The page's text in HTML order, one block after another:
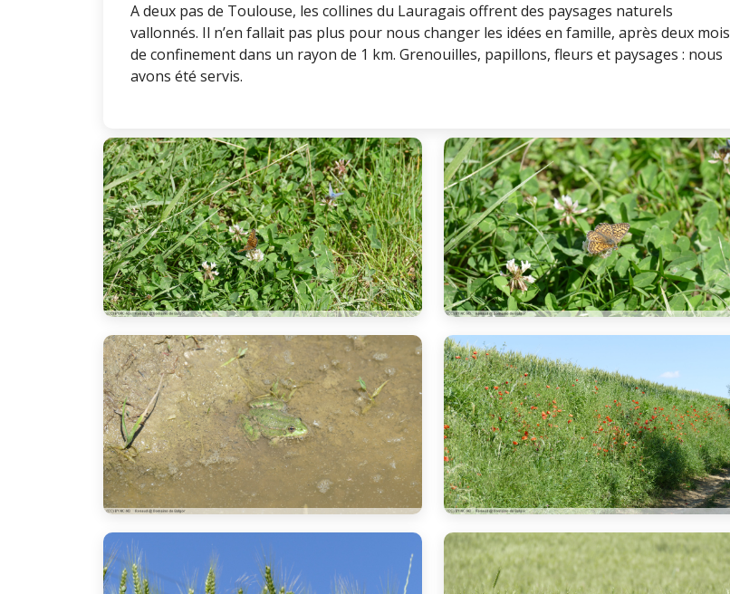
A deux pas de Toulouse, les collines du Lauragais offrent des paysages naturels
vallonnés. Il n’en fallait pas plus pour nous changer les idées en famille, après deux mois
de confinement dans un rayon de 1 km. Grenouilles, papillons, fleurs et paysages : nous
avons été servis.